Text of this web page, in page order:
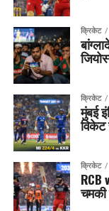
क्रिकेट
क्रिकेट
मुंबई
विकेट
क्रिकेट
RCB